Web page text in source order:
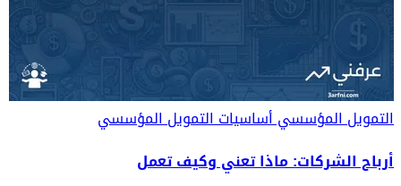
التمويل المؤسسيأساسيات التمويل المؤسسي
أرباح الشركات: ماذا تعني وكيف تعمل